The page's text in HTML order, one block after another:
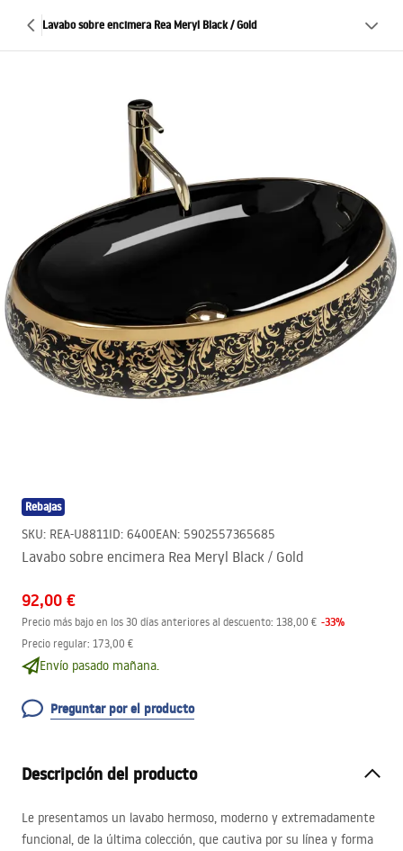
Lavabo sobre encimera Rea Meryl Black / Gold
Rebajas
SKU: REA-U8811ID: 6400EAN: 5902557365685
Lavabo sobre encimera Rea Meryl Black / Gold
92,00 €
Precio más bajo en los 30 días anteriores al descuento: 138,00 € -33%
Precio regular: 173,00 €
Envío pasado mañana.
Preguntar por el producto
Descripción del producto
Le presentamos un lavabo hermoso, moderno y extremadamente
funcional, de la última colección, que cautiva por su línea y forma